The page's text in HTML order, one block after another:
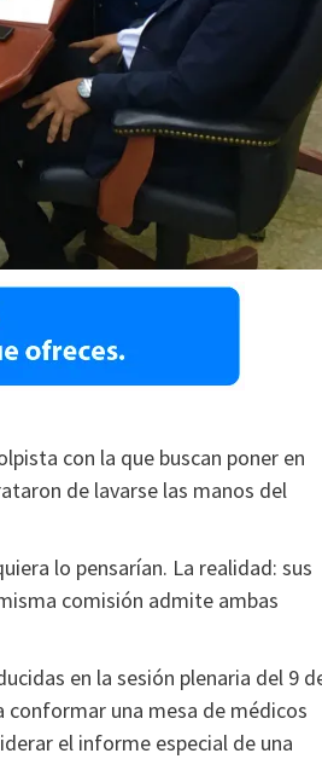
con la que buscan poner en
de lavarse las manos del
lo pensarían. La realidad: sus
comisión admite ambas
en la sesión plenaria del 9
conformar una mesa de médicos
el informe especial de una